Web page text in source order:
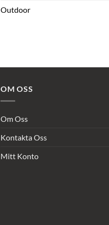
Outdoor
OM OSS
Om Oss
Kontakta Oss
Mitt Konto